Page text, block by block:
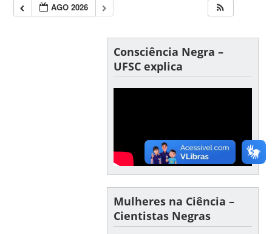
AGO 2026
Consciência Negra –
UFSC explica
Mulheres na Ciência –
Cientistas Negras